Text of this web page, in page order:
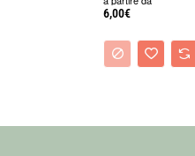
6,00€